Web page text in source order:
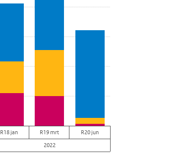
R18 jan
2022
R19 mrt R20 jun